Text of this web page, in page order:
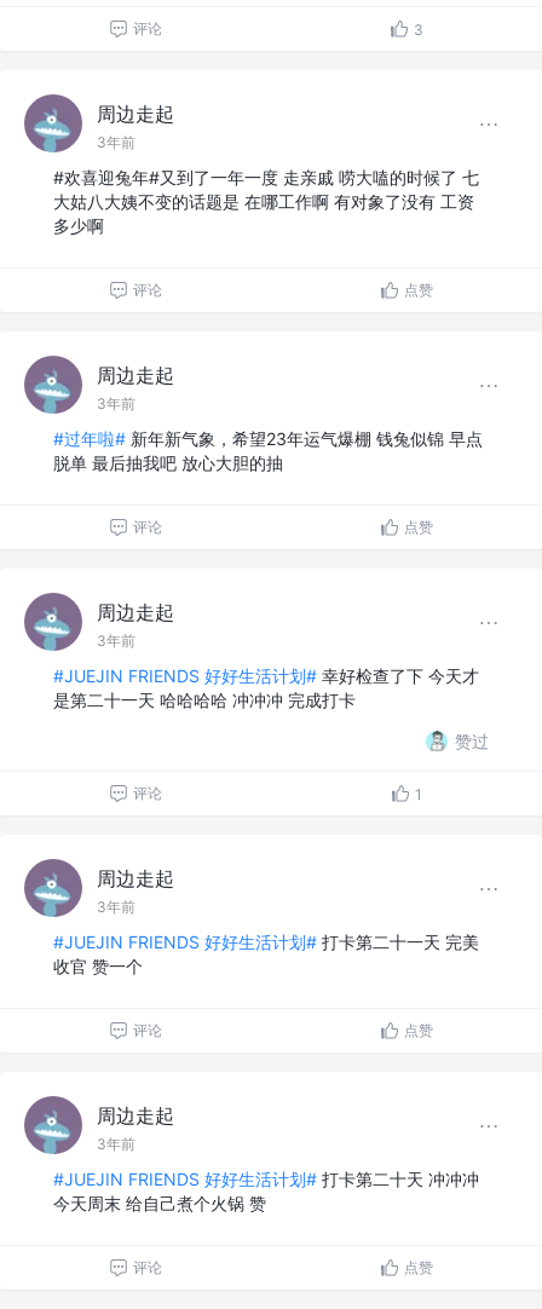
评论 3
周边走起
3年前
#欢喜迎兔年#又到了一年一度 走亲戚 唠大嗑的时候了 七
大姑八大姨不变的话题是 在哪工作啊 有对象了没有 工资
多少啊
评论 点赞
周边走起
3年前
#过年啦# 新年新气象，希望23年运气爆棚 钱兔似锦 早点
脱单 最后抽我吧 放心大胆的抽
评论 点赞
周边走起
3年前
#JUEJIN FRIENDS 好好生活计划# 幸好检查了下 今天才
是第二十一天 哈哈哈哈 冲冲冲 完成打卡
赞过
评论 1
周边走起
3年前
#JUEJIN FRIENDS 好好生活计划# 打卡第二十一天 完美
收官 赞一个
评论 点赞
周边走起
3年前
#JUEJIN FRIENDS 好好生活计划# 打卡第二十天 冲冲冲
今天周末 给自己煮个火锅 赞
评论 点赞